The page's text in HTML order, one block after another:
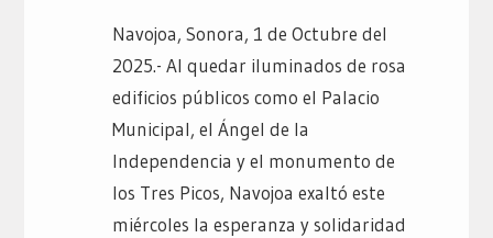
Navojoa, Sonora, 1 de Octubre del
2025.- Al quedar iluminados de rosa
edificios públicos como el Palacio
Municipal, el Ángel de la
Independencia y el monumento de
los Tres Picos, Navojoa exaltó este
miércoles la esperanza y solidaridad